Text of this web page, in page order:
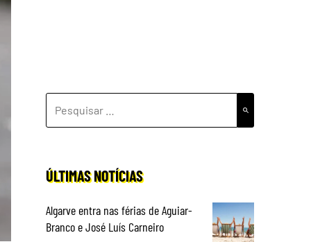
POR:
ÚLTIMAS NOTÍCIAS
Algarve entra nas férias de Aguiar-
Branco e José Luís Carneiro